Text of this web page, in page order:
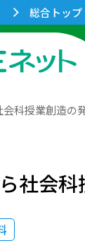
総合トップ
科授業創造の
社会